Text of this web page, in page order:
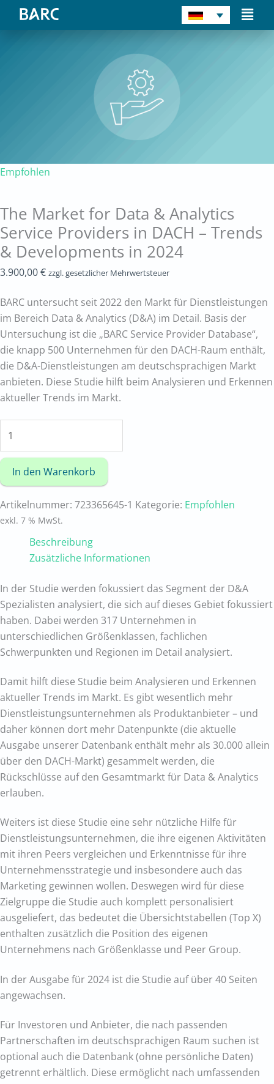
Zum
Inhalt
Main
Empfohlen
The Market for Data & Analytics
Service Providers in DACH – Trends
& Developments in 2024
3.900,00€ zzgl. gesetzlicher Mehrwertsteuer
BARC untersucht seit 2022 den Markt für Dienstleistungen
im Bereich Data & Analytics (D&A) im Detail. Basis der
Untersuchung ist die „BARC Service Provider Database“,
die knapp 500 Unternehmen für den DACH-Raum enthält,
die D&A-Dienstleistungen am deutschsprachigen Markt
anbieten. Diese Studie hilft beim Analysieren und Erkennen
aktueller Trends im Markt.
in
DACH
Trends
&
Developments
in
2024
In den Warenkorb
Artikelnummer: 723365645-1 Kategorie: Empfohlen
exkl. 7 % MwSt.
Beschreibung
Zusätzliche Informationen
In der Studie werden fokussiert das Segment der D&A
Spezialisten analysiert, die sich auf dieses Gebiet fokussiert
haben. Dabei werden 317 Unternehmen in
unterschiedlichen Größenklassen, fachlichen
Schwerpunkten und Regionen im Detail analysiert.
Damit hilft diese Studie beim Analysieren und Erkennen
aktueller Trends im Markt. Es gibt wesentlich mehr
Dienstleistungsunternehmen als Produktanbieter – und
daher können dort mehr Datenpunkte (die aktuelle
Ausgabe unserer Datenbank enthält mehr als 30.000 allein
über den DACH-Markt) gesammelt werden, die
Rückschlüsse auf den Gesamtmarkt für Data & Analytics
erlauben.
Weiters ist diese Studie eine sehr nützliche Hilfe für
Dienstleistungsunternehmen, die ihre eigenen Aktivitäten
mit ihren Peers vergleichen und Erkenntnisse für ihre
Unternehmensstrategie und insbesondere auch das
Marketing gewinnen wollen. Deswegen wird für diese
Zielgruppe die Studie auch komplett personalisiert
ausgeliefert, das bedeutet die Übersichtstabellen (Top X)
enthalten zusätzlich die Position des eigenen
Unternehmens nach Größenklasse und Peer Group.
In der Ausgabe für 2024 ist die Studie auf über 40 Seiten
angewachsen.
Für Investoren und Anbieter, die nach passenden
Partnerschaften im deutschsprachigen Raum suchen ist
optional auch die Datenbank (ohne persönliche Daten)
getrennt erhältlich. Diese ermöglicht nach umfassenden